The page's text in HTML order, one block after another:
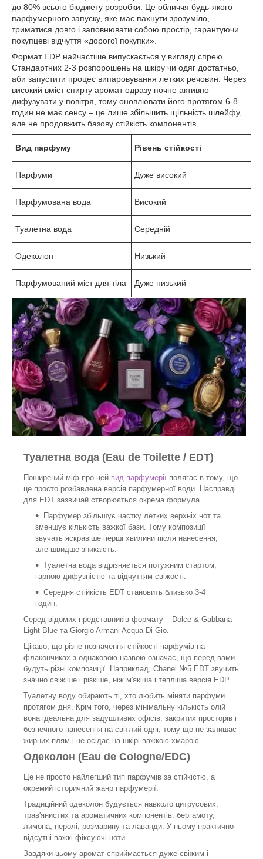
до 80% всього бюджету розробки. Це обличчя будь-якого
парфумерного запуску, яке має пахнути зрозуміло,
триматися довго і заповнювати собою простір, гарантуючи
покупцеві відчуття «дорогої покупки».
Формат EDP найчастіше випускається у вигляді спрею.
Стандартних 2-3 розпорошень на шкіру чи одяг достатньо,
аби запустити процес випаровування летких речовин. Через
високий вміст спирту аромат одразу почне активно
дифузувати у повітря, тому оновлювати його протягом 6-8
годин не має сенсу – це лише збільшить щільність шлейфу,
але не продовжить базову стійкість компонентів.
Вид парфуму Рівень стійкості
Парфуми Дуже високий
Парфумована вода Високий
Туалетна вода Середній
Одеколон Низький
Парфумований міст для тіла Дуже низький
Туалетна вода (Eau de Toilette / EDT)
Поширений міф про цей вид парфумерії полягає в тому, що
це просто розбавлена версія парфумерної води. Насправді
для EDT зазвичай створюється окрема формула.
Парфумер збільшує частку летких верхніх нот та
зменшує кількість важкої бази. Тому композиції
звучать яскравіше перші хвилини після нанесення,
але швидше зникають.
Туалетна вода відрізняється потужним стартом,
гарною дифузністю та відчуттям свіжості.
Середня стійкість EDT становить близько 3-4
годин.
Серед відомих представників формату – Dolce & Gabbana
Light Blue та Giorgio Armani Acqua Di Gio.
Цікаво, що різне позначення стійкості парфумів на
флакончиках з однаковою назвою означає, що перед вами
будуть різні композиції. Наприклад, Chanel №5 EDT звучить
значно свіжіше і різкіше, ніж м'якіша і тепліша версія EDP.
Туалетну воду обирають ті, хто любить міняти парфуми
протягом дня. Крім того, через мінімальну кількість олій
вона ідеальна для задушливих офісів, закритих просторів і
безпечного нанесення на світлий одяг, тому що не залишає
жирних плям і не осідає на шкірі важкою хмарою.
Одеколон (Eau de Cologne/EDC)
Це не просто найлегший тип парфумів за стійкістю, а
окремий історичний жанр парфумерії.
Традиційний одеколон будується навколо цитрусових,
трав'янистих та ароматичних компонентів: бергамоту,
лимона, неролі, розмарину та лаванди. У ньому практично
відсутні важкі фіксуючі ноти.
Завдяки цьому аромат сприймається дуже свіжим і